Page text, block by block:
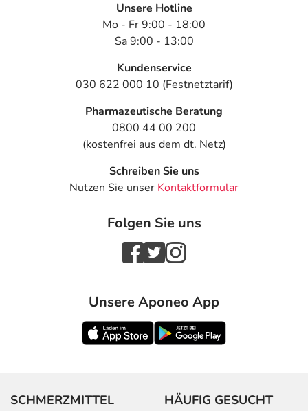
Unsere Hotline
Mo - Fr 9:00 - 18:00
Sa 9:00 - 13:00
Kundenservice
030 622 000 10 (Festnetztarif)
Pharmazeutische Beratung
0800 44 00 200
(kostenfrei aus dem dt. Netz)
Schreiben Sie uns
Nutzen Sie unser Kontaktformular
Folgen Sie uns
Unsere Aponeo App
SCHMERZMITTEL HÄUFIG GESUCHT